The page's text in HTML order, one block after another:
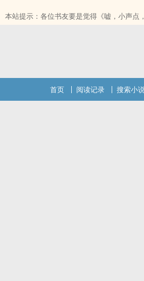
本站提示：各位书友要是觉得《嘘，小声点
首页 阅读记录 搜索小